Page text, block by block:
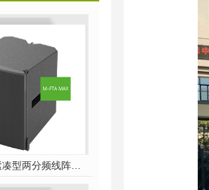
M-FTA MAX紧凑型两分频线阵列系统